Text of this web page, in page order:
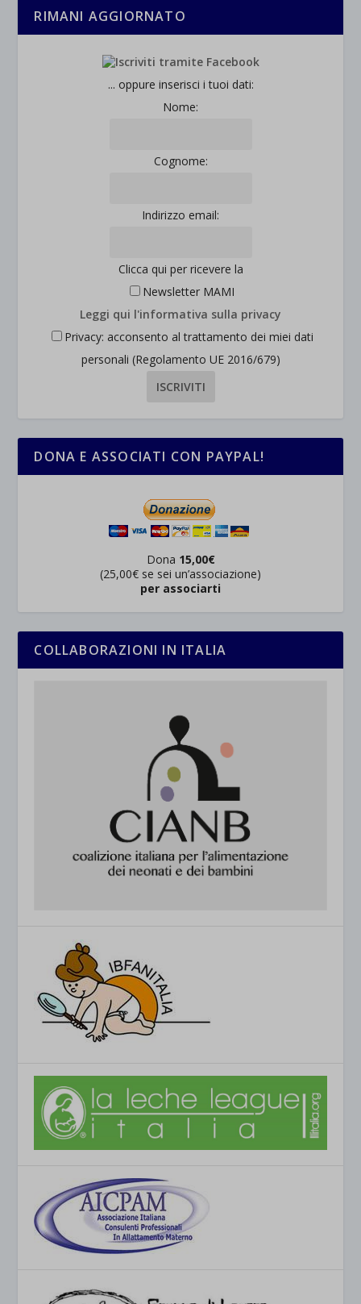
RIMANI AGGIORNATO
... oppure inserisci i tuoi dati:
Nome:
Cognome:
Indirizzo email:
Clicca qui per ricevere la
Newsletter MAMI
Leggi qui l'informativa sulla privacy
Privacy: acconsento al trattamento dei miei dati
personali (Regolamento UE 2016/679)
DONA E ASSOCIATI CON PAYPAL!
Dona 15,00€
(25,00€ se sei un’associazione)
per associarti
COLLABORAZIONI IN ITALIA